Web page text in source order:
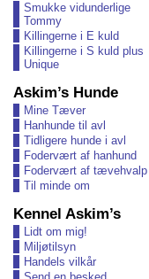
Smukke vidunderlige
Tommy
Killingerne i E kuld
Killingerne i S kuld plus
Unique
Askim’s Hunde
Mine Tæver
Hanhunde til avl
Tidligere hunde i avl
Fodervært af hanhund
Fodervært af tævehvalp
Til minde om
Kennel Askim’s
Lidt om mig!
Miljøtilsyn
Handels vilkår